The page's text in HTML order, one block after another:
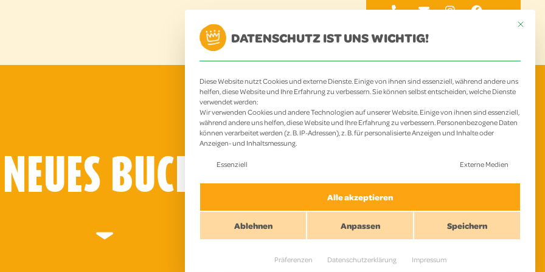
HOME ANGEBOT CHAMPS AKTUELLES
BUCHUNGSSYSTEM
Mit
DATENSCHUTZ IST UNS WICHTIG!
Diese Website nutzt Cookies und externe Dienste. Einige von ihnen sind essenziell, während andere uns
helfen, diese Website und Ihre Erfahrung zu verbessern. Sie können selbst entscheiden, welche Dienste
verwendet werden:
Wir verwenden Cookies und andere Technologien auf unserer Website. Einige von ihnen sind essenziell,
während andere uns helfen, diese Website und Ihre Erfahrung zu verbessern.Personenbezogene Daten
können verarbeitet werden (z. B. IP-Adressen), z. B. für personalisierte Anzeigen und Inhalte oder
Anzeigen- und Inhaltsmessung.
Es folgt eine Liste der Service-Gruppen, für die eine
Essenziell Externe Medien
Alle akzeptieren
Ablehnen Anpassen Speichern
Präferenzen Datenschutzerklärung Impressum